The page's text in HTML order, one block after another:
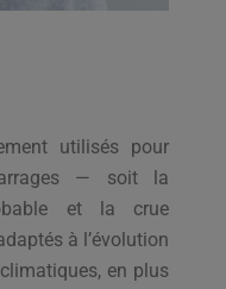
utilisés pour
— soit la
et la crue
à l’évolution
en plus